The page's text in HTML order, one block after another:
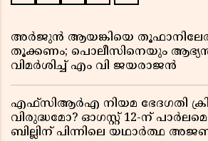
അർജുൻ ആയങ്കിയെ
തൂക്കണം; പൊലീസിനെയും
വിമർശിച്ച് എം വി ജയരാജൻ
എഫ്സിആർഎ നിയമ ഭേദഗതി
വിരുദ്ധമോ? ഓഗസ്റ്റ് 12-ന്
ബില്ലിന് പിന്നിലെ യഥാർത്ഥ